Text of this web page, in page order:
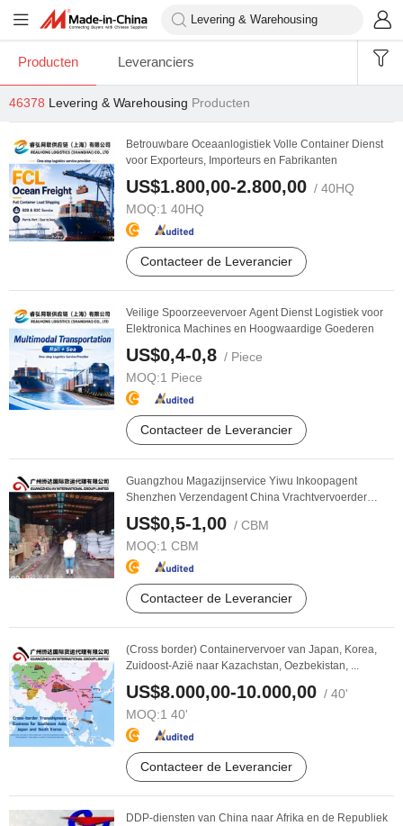
Producten Leveranciers
46378 Levering & Warehousing Producten
Betrouwbare Oceaanlogistiek Volle Container Dienst
voor Exporteurs, Importeurs en Fabrikanten
US$1.800,00-2.800,00 / 40HQ
MOQ:1 40HQ
Contacteer de Leverancier
Veilige Spoorzeevervoer Agent Dienst Logistiek voor
Elektronica Machines en Hoogwaardige Goederen
US$0,4-0,8 / Piece
MOQ:1 Piece
Contacteer de Leverancier
Guangzhou Magazijnservice Yiwu Inkoopagent
Shenzhen Verzendagent China Vrachtvervoerder
Agent door ...
US$0,5-1,00 / CBM
MOQ:1 CBM
Contacteer de Leverancier
(Cross border) Containervervoer van Japan, Korea,
Zuidoost-Azië naar Kazachstan, Oezbekistan, ...
US$8.000,00-10.000,00 / 40'
MOQ:1 40'
Contacteer de Leverancier
DDP-diensten van China naar Afrika en de Republiek